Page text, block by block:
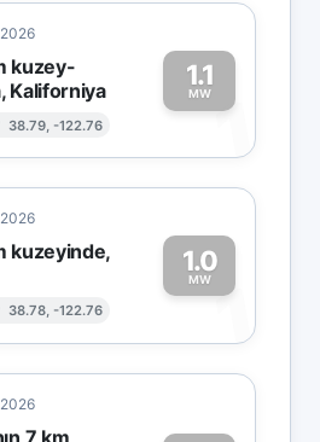
kuzey-
Kaliforniya
38.79, -122.76
1.1
MW1
kuzeyinde,
38.78, -122.76
1.0
MW1
7 km